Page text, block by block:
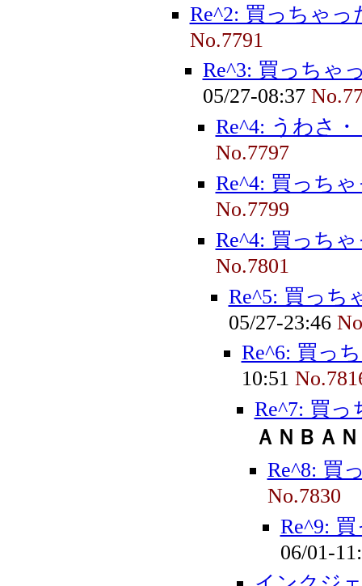
Re^2: 買っちゃっ
No.7791
Re^3: 買っちゃ
05/27-08:37
Re^4: うわさ
No.7797
Re^4: 買っち
No.7799
Re^4: 買っち
No.7801
Re^5: 買っち
05/27-23:46
Re^6: 買っ
10:51
Re^7: 買
ＡＮＢＡＮ
Re^8: 買
No.7830
Re^9:
06/01-